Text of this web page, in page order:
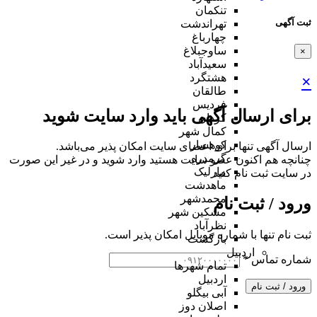
ثبت آگهی
×
×
برای ارسال آگهی باید وارد سایت شوید
ارسال آگهی تنها برای اعضای سایت امکان پذیر می‌باشد.
چنانچه هم‌ اکنون عضو سایت هستید وارد شوید و در غیر این صورت
در سایت ثبت نام کنید
ورود / ثبت نام
ثبت نام تنها با شماره موبایل امکان پذیر است.
شماره تماس*
ورود / ثبت نام
تنکمان
تهراندشت
چهارباغ
ساوجبلاغ
سعیدآباد
هشتگرد
طالقان
فردیس
کردان
کمال شهر
کوهسار
گرمدره
مارلیک
ماهدشت
محمدشهر
مشکین شهر
نظرآباد
بازگشت
اردبیل
تمام شهر‌ها
اردبیل
آبی بیگلو
اصلان دوز